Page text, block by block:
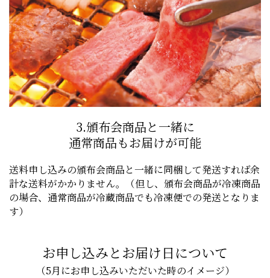
3.頒布会商品と一緒に
通常商品もお届けが可能
送料申し込みの頒布会商品と一緒に同梱して発送すれば余
計な送料がかかりません。（但し、頒布会商品が冷凍商品
の場合、通常商品が冷蔵商品でも冷凍便での発送となりま
す）
お申し込みとお届け日について
（5月にお申し込みいただいた時のイメージ）